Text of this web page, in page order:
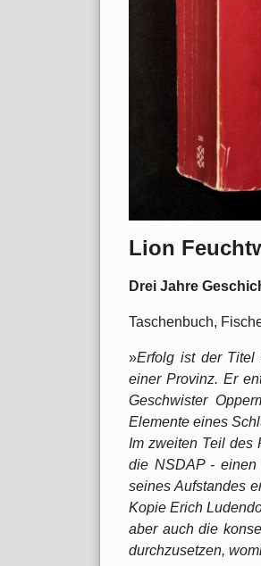
Lion
Drei Jahre
Taschenbuch,
»Erfolg ist der Titel
einer Provinz. Er
Geschwister
Elemente eines
Im zweiten Teil des
die NSDAP - einen
seines Aufstandes
Kopie Erich
aber auch die
durchzusetzen,